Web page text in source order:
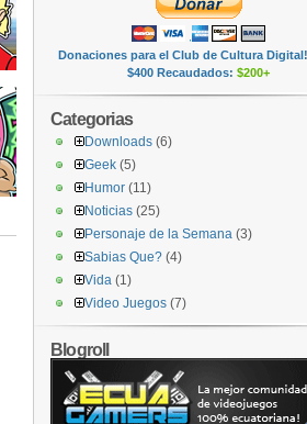
Donaciones para el Club de Cultura
$400 Recaudados: $200+
Categorias
Downloads (6)
Geek (5)
Humor (11)
Noticias (25)
Personaje de la Semana (3)
Sabias Que? (4)
Vida (1)
Video Juegos (7)
Blogroll